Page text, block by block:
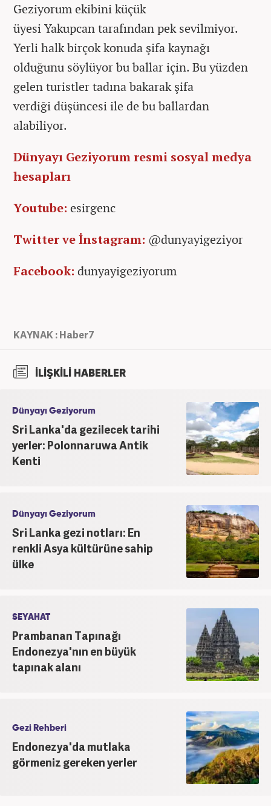
Geziyorum ekibini küçük
üyesi Yakupcan tarafından pek sevilmiyor.
Yerli halk birçok konuda şifa kaynağı
olduğunu söylüyor bu ballar için. Bu yüzden
gelen turistler tadına bakarak şifa
verdiği düşüncesi ile de bu ballardan
alabiliyor.
Dünyayı Geziyorum resmi sosyal medya
hesapları
Youtube: esirgenc
Twitter ve İnstagram: @dunyayigeziyor
Facebook: dunyayigeziyorum
KAYNAK : Haber7
İLİŞKİLİ HABERLER
Dünyayı Geziyorum
Sri Lanka'da gezilecek tarihi
yerler: Polonnaruwa Antik
Kenti
Dünyayı Geziyorum
Sri Lanka gezi notları: En
renkli Asya kültürüne sahip
ülke
SEYAHAT
Prambanan Tapınağı
Endonezya'nın en büyük
tapınak alanı
Gezi Rehberi
Endonezya'da mutlaka
görmeniz gereken yerler